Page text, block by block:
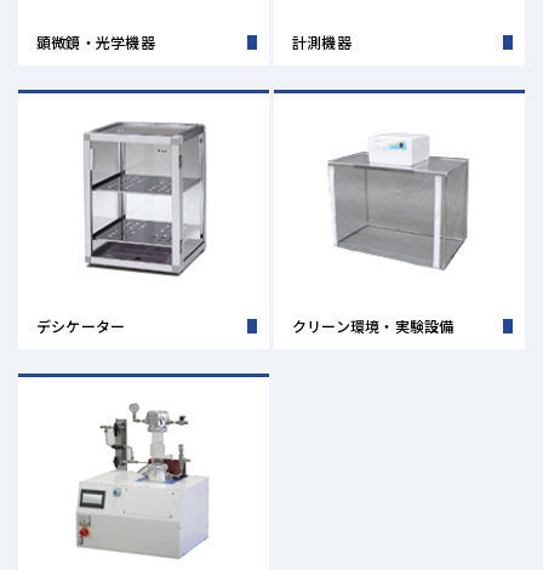
顕微鏡・光学機器 計測機器
デシケーター クリーン環境・実験設備